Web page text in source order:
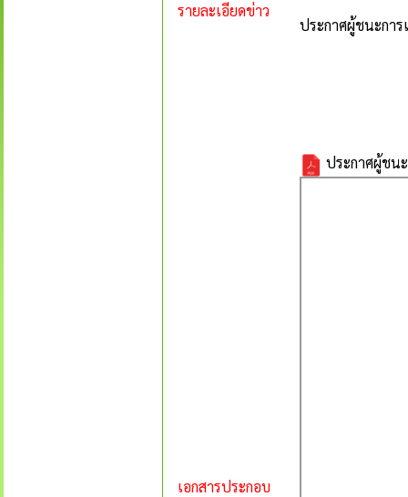
รายละเอียดข่าว
ประกาศผู้ชนะการ
เอกสารประกอบ
ประกาศผู้ชน